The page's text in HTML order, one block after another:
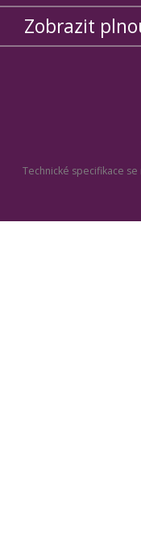
Zobrazit
Technické specifikace